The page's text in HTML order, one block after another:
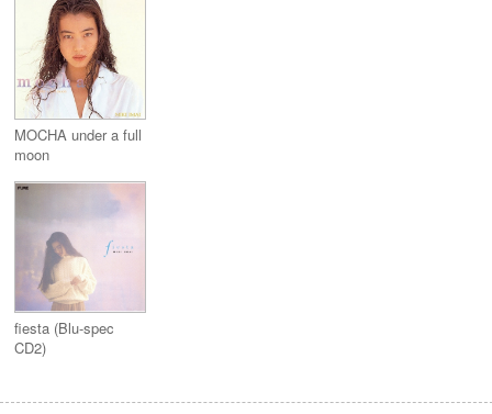
MOCHA under a full
moon
fiesta (Blu-spec
CD2)